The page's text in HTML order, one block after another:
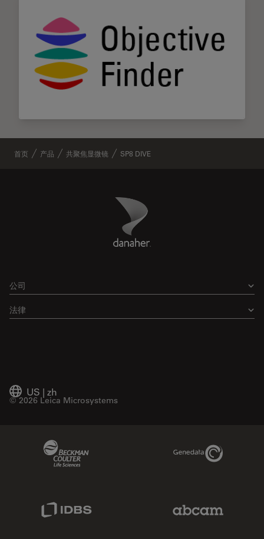
首页 产品 共聚焦显微镜 SP8 DIVE
Danaher Logo
公司
法律
US | zh
© 2026 Leica Microsystems
Genedata Link